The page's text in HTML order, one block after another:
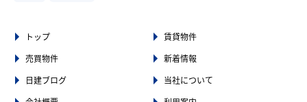
トップ
賃貸物件
売買物件
新着情報
日建ブログ
当社について